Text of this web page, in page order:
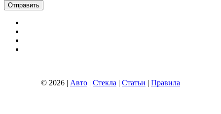
© 2026 | Авто | Стекла | Статьи | Правила